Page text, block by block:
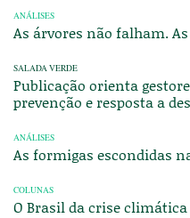
ANÁLISES
As árvores não falham.
SALADA VERDE
Publicação orienta
prevenção e resposta a
ANÁLISES
As formigas escondidas
COLUNAS
O Brasil da crise